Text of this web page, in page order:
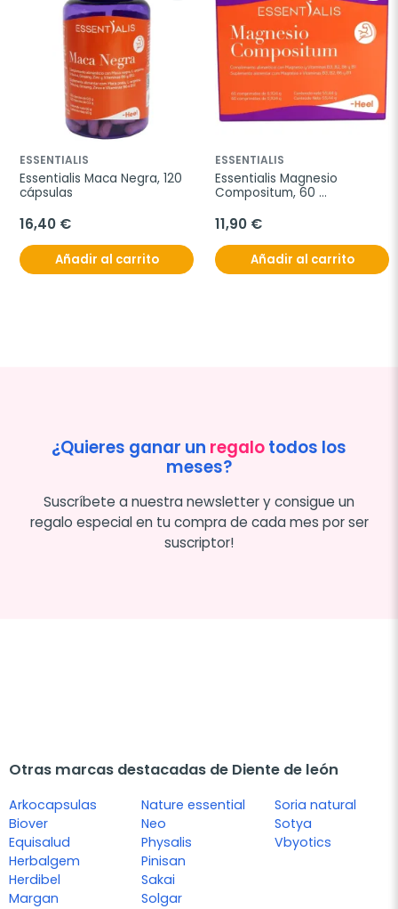
ESSENTIALIS
Essentialis Maca Negra, 120
cápsulas
16,40 €
Añadir al carrito
ESSENTIALIS
Essentialis Magnesio
Compositum, 60
11,90 €
Añadir al carrito
¿Quieres ganar un regalotodos los
meses?
Suscríbete a nuestra newsletter y consigue un
regalo especial en tu compra de cada mes por ser
suscriptor!
Otras marcas destacadas de Diente de león
Arkocapsulas
Biover
Equisalud
Herbalgem
Herdibel
Margan
Nature essential
Neo
Physalis
Pinisan
Sakai
Solgar
Soria natural
Sotya
Vbyotics